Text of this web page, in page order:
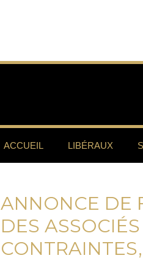
ACCUEIL LIBÉRAUX
ANNONCE DE
DES